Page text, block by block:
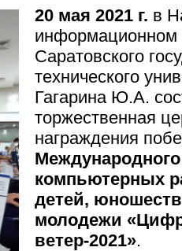
20 мая 2021 г. в
информационном
Саратовского
технического
Гагарина Ю.А.
торжественная
награждения
Международного
компьютерных
детей,
молодежи
ветер-2021».